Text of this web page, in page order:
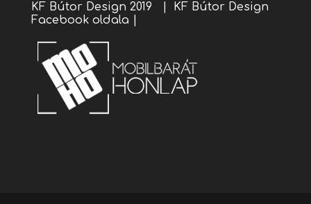
KF Bútor Design 2019 |
KF Bútor Design
Facebook oldala